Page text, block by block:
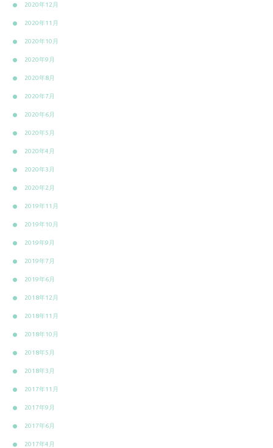
2020年12月
2020年11月
2020年10月
2020年9月
2020年8月
2020年7月
2020年6月
2020年5月
2020年4月
2020年3月
2020年2月
2019年11月
2019年10月
2019年9月
2019年7月
2019年6月
2018年12月
2018年11月
2018年10月
2018年5月
2018年3月
2017年11月
2017年9月
2017年6月
2017年4月